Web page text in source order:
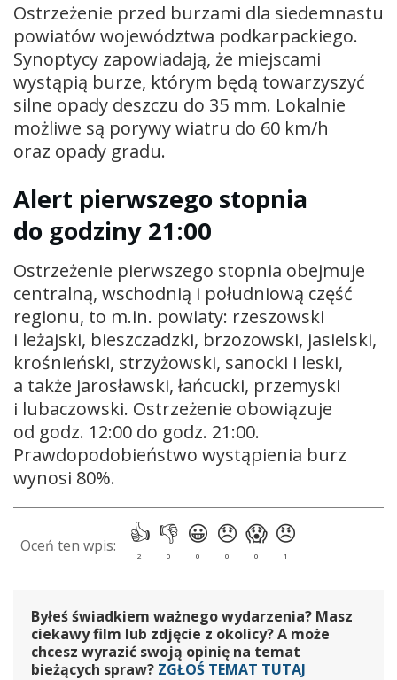
Ostrzeżenie przed burzami dla siedemnastu
powiatów województwa podkarpackiego.
Synoptycy zapowiadają, że miejscami
wystąpią burze, którym będą towarzyszyć
silne opady deszczu do 35 mm. Lokalnie
możliwe są porywy wiatru do 60 km/h
oraz opady gradu.
Alert pierwszego stopnia
do godziny 21:00
Ostrzeżenie pierwszego stopnia obejmuje
centralną, wschodnią i południową część
regionu, to m.in. powiaty: rzeszowski
i leżajski, bieszczadzki, brzozowski, jasielski,
krośnieński, strzyżowski, sanocki i leski,
a także jarosławski, łańcucki, przemyski
i lubaczowski. Ostrzeżenie obowiązuje
od godz. 12:00 do godz. 21:00.
Prawdopodobieństwo wystąpienia burz
wynosi 80%.
Byłeś świadkiem ważnego wydarzenia? Masz
ciekawy film lub zdjęcie z okolicy? A może
chcesz wyrazić swoją opinię na temat
bieżących spraw? ZGŁOŚ TEMAT TUTAJ